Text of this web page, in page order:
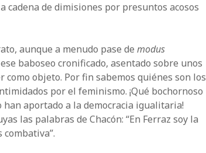
cadena de dimisiones por presuntos acosos
aunque a menudo pase de modus
baboseo cronificado, asentado sobre unos
objeto. Por fin sabemos quiénes son los
por el feminismo. ¡Qué bochornoso
aportado a la democracia igualitaria!
las palabras de Chacón: “En Ferraz soy la